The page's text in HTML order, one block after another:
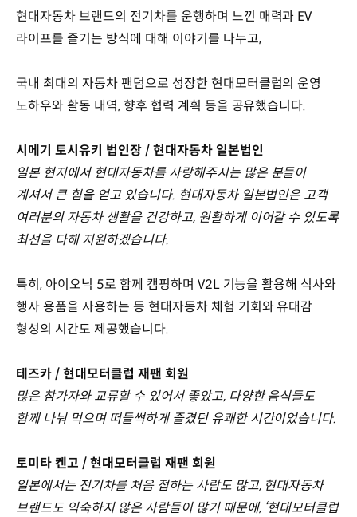
현대자동차 브랜드의 전기차를 운행하며 느낀 매력과 EV
라이프를 즐기는 방식에 대해 이야기를 나누고,
국내 최대의 자동차 팬덤으로 성장한 현대모터클럽의 운영
노하우와 활동 내역, 향후 협력 계획 등을 공유했습니다.
시메기 토시유키 법인장 / 현대자동차 일본법인
일본 현지에서 현대자동차를 사랑해주시는 많은 분들이
계셔서 큰 힘을 얻고 있습니다. 현대자동차 일본법인은 고객
여러분의 자동차 생활을 건강하고, 원활하게 이어갈 수 있도록
최선을 다해 지원하겠습니다.
특히, 아이오닉 5로 함께 캠핑하며 V2L 기능을 활용해 식사와
행사 용품을 사용하는 등 현대자동차 체험 기회와 유대감
형성의 시간도 제공했습니다.
테즈카 / 현대모터클럽 재팬 회원
많은 참가자와 교류할 수 있어서 좋았고, 다양한 음식들도
함께 나눠 먹으며 떠들썩하게 즐겼던 유쾌한 시간이었습니다.
토미타 켄고 / 현대모터클럽 재팬 회원
일본에서는 전기차를 처음 접하는 사람도 많고, 현대자동차
브랜드도 익숙하지 않은 사람들이 많기 때문에, ‘현대모터클럽